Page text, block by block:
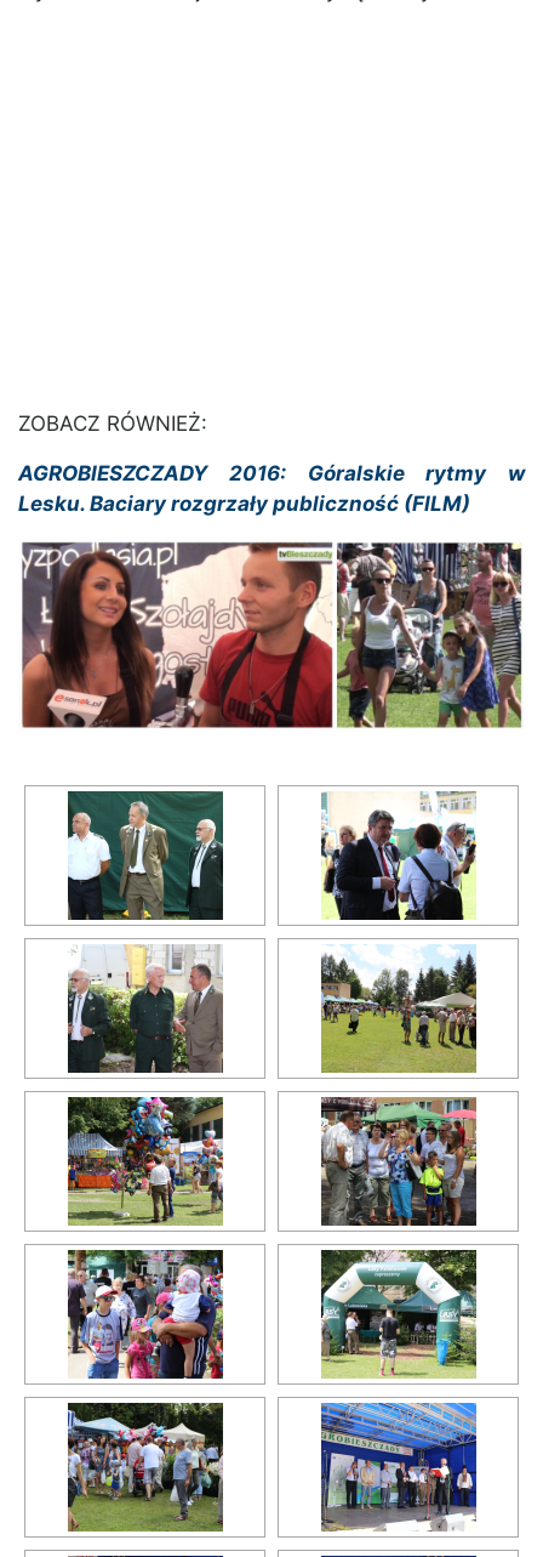
ZOBACZ RÓWNIEŻ:
AGROBIESZCZADY 2016: Góralskie rytmy w
Lesku. Baciary rozgrzały publiczność (FILM)